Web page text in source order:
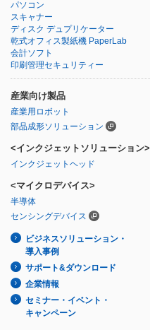
パソコン
スキャナー
ディスク デュプリケーター
乾式オフィス製紙機 PaperLab
会計ソフト
印刷管理セキュリティー
産業向け製品
産業用ロボット
部品成形ソリューション
<インクジェットソリューション>
インクジェットヘッド
<マイクロデバイス>
半導体
センシングデバイス
ビジネスソリューション・
導入事例
サポート&ダウンロード
企業情報
セミナー・イベント・
キャンペーン